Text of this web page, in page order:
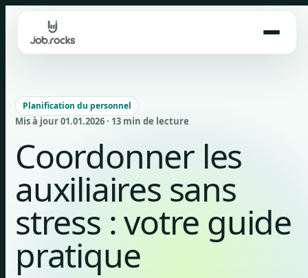
content
Planification du personnel
Mis à jour 01.01.2026 · 13 min de lecture
Coordonner les
auxiliaires sans
stress : votre guide
pratique